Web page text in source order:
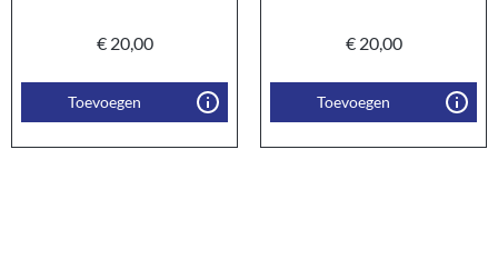
€20,00
Toevoegen
€20,00
Toevoegen